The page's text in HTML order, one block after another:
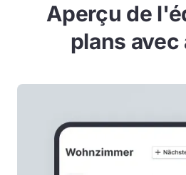
Aperçu de
plans avec